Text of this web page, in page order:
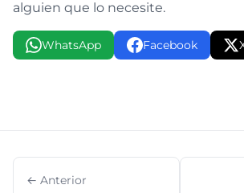
alguien que lo necesite.
WhatsApp Facebook
← Anterior